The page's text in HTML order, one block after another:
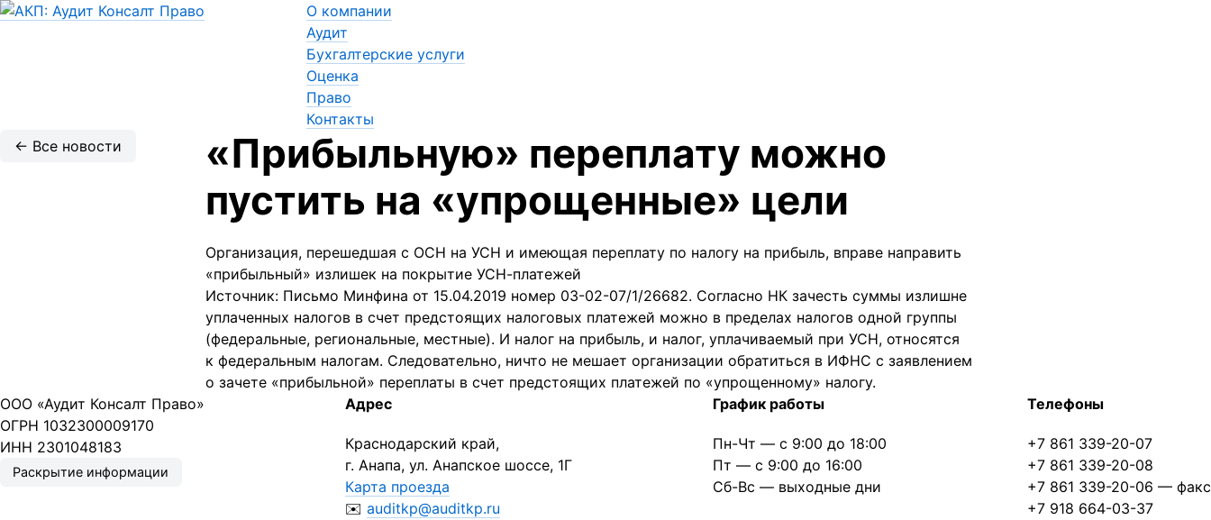
О компании
Аудит
Бухгалтерские услуги
Оценка
Право
Контакты
← Все новости
«Прибыльную» переплату можно
пустить на «упрощенные» цели
Организация, перешедшая с ОСН на УСН и имеющая переплату по налогу на прибыль, вправе направить
«прибыльный» излишек на покрытие УСН-платежей
Источник: Письмо Минфина от 15.04.2019 номер 03-02-07/1/26682. Согласно НК зачесть суммы излишне
уплаченных налогов в счет предстоящих налоговых платежей можно в пределах налогов одной группы
(федеральные, региональные, местные). И налог на прибыль, и налог, уплачиваемый при УСН, относятся
к федеральным налогам. Следовательно, ничто не мешает организации обратиться в ИФНС с заявлением
о зачете «прибыльной» переплаты в счет предстоящих платежей по «упрощенному» налогу.
ООО «Аудит Консалт Право»
ОГРН 1032300009170
ИНН 2301048183
Раскрытие информации
Адрес
Краснодарский край,
г. Анапа, ул. Анапское шоссе, 1Г
Карта проезда
✉️ auditkp@auditkp.ru
График работы
Пн-Чт — с 9:00 до 18:00
Пт — с 9:00 до 16:00
Сб-Вс — выходные дни
Телефоны
+7 861 339-20-07
+7 861 339-20-08
+7 861 339-20-06 — факс
+7 918 664-03-37